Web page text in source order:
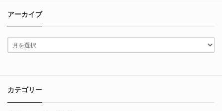
アーカイブ
カテゴリー